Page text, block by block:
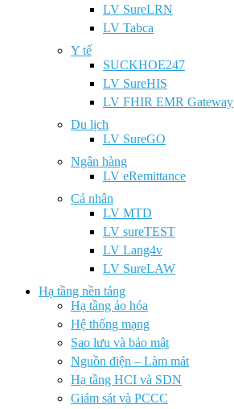
LV SureLRN
LV Tabca
Y tế
SUCKHOE247
LV SureHIS
LV FHIR EMR Gateway
Du lịch
LV SureGO
Ngân hàng
LV eRemittance
Cá nhân
LV MTD
LV sureTEST
LV Lang4v
LV SureLAW
Hạ tầng nền tảng
Hạ tầng ảo hóa
Hệ thống mạng
Sao lưu và bảo mật
Nguồn điện – Làm mát
Hạ tầng HCI và SDN
Giám sát và PCCC